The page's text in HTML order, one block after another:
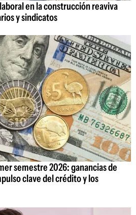
en la construcción reaviva
y sindicatos
semestre 2026: ganancias de
clave del crédito y los